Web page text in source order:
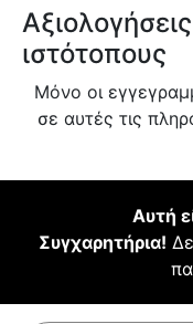
ιστότοπους
Μόνο οι
σε αυτές τις
Αυτή
Συγχαρητήρια!